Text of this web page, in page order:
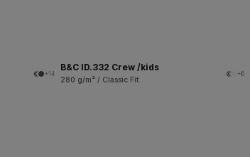
+14
B&C ID.332 Crew /kids
280 g/m² / Classic Fit
+6